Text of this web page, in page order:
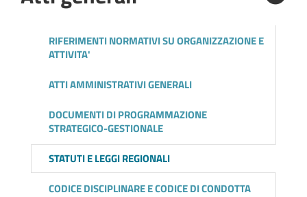
Trasparente
Pretorio
RIFERIMENTI NORMATIVI SU ORGANIZZAZIONE E
ATTIVITA'
ATTI AMMINISTRATIVI GENERALI
DOCUMENTI DI PROGRAMMAZIONE
STRATEGICO-GESTIONALE
STATUTI E LEGGI REGIONALI
CODICE DISCIPLINARE E CODICE DI CONDOTTA